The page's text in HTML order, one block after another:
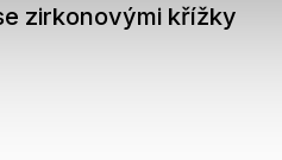
zirkonovými křížky